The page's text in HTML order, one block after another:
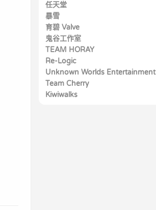
秋天的谎言 -The only neat
thing to do-
春天的谎言 -Passing
Memories-
图谋不轨的恋爱
喜欢与喜欢的三角恋
寄宿之恋
恋爱，我借走了
恋爱x决胜战
恋爱成双
-9 nine-
少女领域
任天堂
精灵宝可梦 火红
精灵宝可梦 红宝石
精灵宝可梦 心金
暴雪
守望先锋
育碧 Valve
Left 4 Dead 2
鬼谷工作室
鬼谷八荒
TEAM HORAY
Dungreed
Re-Logic
泰拉瑞亚 Terraria
Unknown Worlds Entertainment
深海迷航
Team Cherry
空洞骑士 Hollow Knight
Kiwiwalks